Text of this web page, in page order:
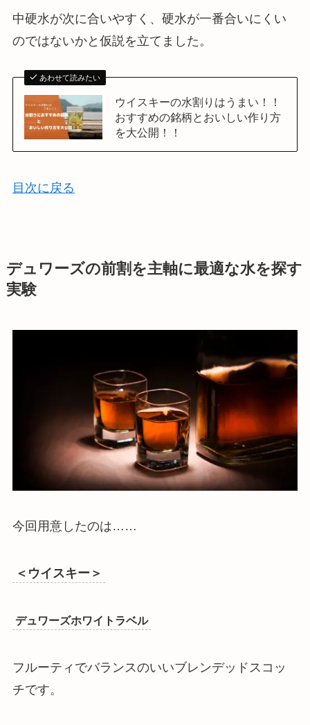
中硬水が次に合いやすく、硬水が一番合いにくい
のではないかと仮説を立てました。
あわせて読みたい
ウイスキーの水割りはうまい！！
おすすめの銘柄とおいしい作り方
を大公開！！
目次に戻る
デュワーズの前割を主軸に最適な水を探す
実験
今回用意したのは……
＜ウイスキー＞
デュワーズホワイトラベル
フルーティでバランスのいいブレンデッドスコッ
チです。